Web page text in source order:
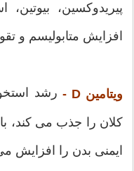
پیریدوکسین، بیوتین،
افزایش متابولیسم
ویتامین D - رشد
کلان را جذب می کند،
ایمنی بدن را افزایش